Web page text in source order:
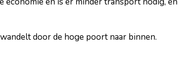
door de hoge poort naar binnen.